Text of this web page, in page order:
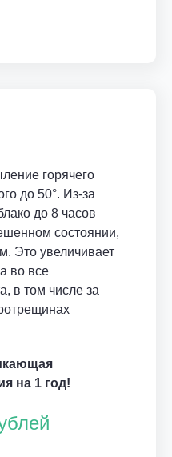
горячего
до 50°. Из-за
до 8 часов
состоянии,
Это увеличивает
во все
в том числе за
на 1 год!